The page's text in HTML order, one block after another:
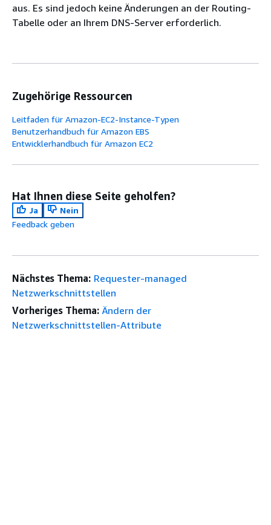
aus. Es sind jedoch keine Änderungen an der Routing-
Tabelle oder an Ihrem DNS-Server erforderlich.
Zugehörige Ressourcen
Leitfaden für Amazon-EC2-Instance-Typen
Benutzerhandbuch für Amazon EBS
Entwicklerhandbuch für Amazon EC2
Hat Ihnen diese Seite geholfen?
Ja
Nein
Feedback geben
Nächstes Thema: Requester-managed
Netzwerkschnittstellen
Vorheriges Thema: Ändern der
Netzwerkschnittstellen-Attribute